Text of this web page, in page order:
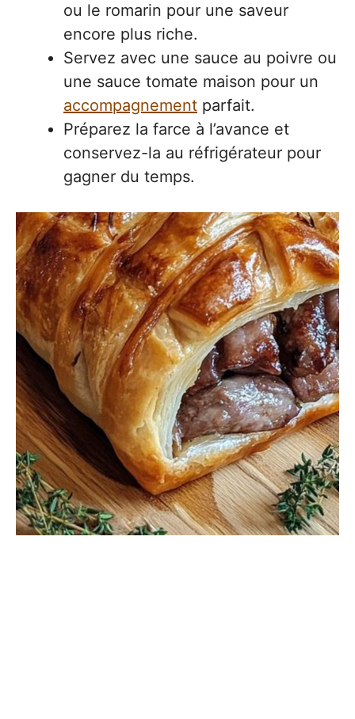
ou le romarin pour une saveur
encore plus riche.
Servez avec une sauce au poivre ou
une sauce tomate maison pour un
accompagnement parfait.
Préparez la farce à l’avance et
conservez-la au réfrigérateur pour
gagner du temps.